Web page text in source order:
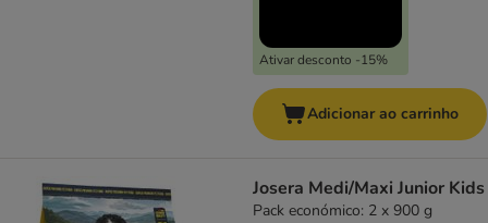
Ativar desconto -15%
Adicionar ao carrinho
Josera Medi/Maxi Junior Kids
Pack económico: 2 x 900 g